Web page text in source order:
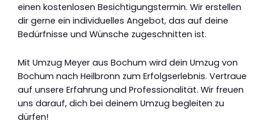
einen kostenlosen Besichtigungstermin. Wir erstellen
dir gerne ein individuelles Angebot, das auf deine
Bedürfnisse und Wünsche zugeschnitten ist.
Mit Umzug Meyer aus Bochum wird dein Umzug von
Bochum nach Heilbronn zum Erfolgserlebnis. Vertraue
auf unsere Erfahrung und Professionalität. Wir freuen
uns darauf, dich bei deinem Umzug begleiten zu
dürfen!